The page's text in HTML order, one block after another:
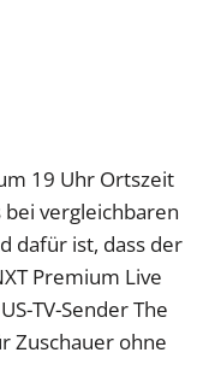
19 Uhr Ortszeit
vergleichbaren
dafür ist, dass der
Premium Live
TV-Sender The
Zuschauer ohne